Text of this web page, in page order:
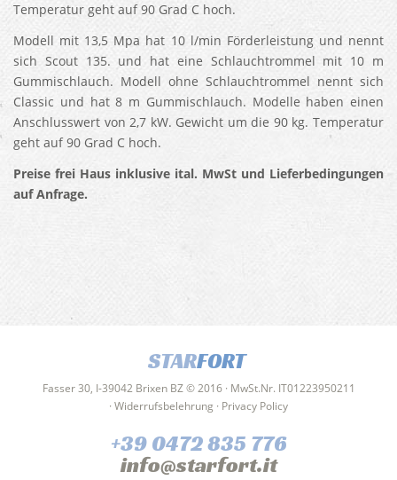
Temperatur geht auf 90 Grad C hoch.
Modell mit 13,5 Mpa hat 10 l/min Förderleistung und nennt
sich Scout 135. und hat eine Schlauchtrommel mit 10 m
Gummischlauch. Modell ohne Schlauchtrommel nennt sich
Classic und hat 8 m Gummischlauch. Modelle haben einen
Anschlusswert von 2,7 kW. Gewicht um die 90 kg. Temperatur
geht auf 90 Grad C hoch.
Preise frei Haus inklusive ital. MwSt und Lieferbedingungen
auf Anfrage.
STARFORT
Fasser 30, I-39042 Brixen BZ © 2016 · MwSt.Nr. IT01223950211
· Widerrufsbelehrung · Privacy Policy
+39 0472 835 776
info@starfort.it